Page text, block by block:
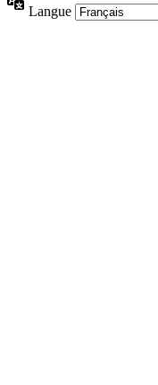
Langue